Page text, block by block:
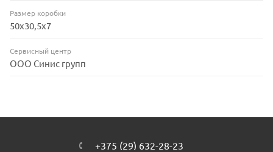
Размер коробки
50х30,5х7
Сервисный центр
ООО Синис групп
+375 (29) 632-28-23